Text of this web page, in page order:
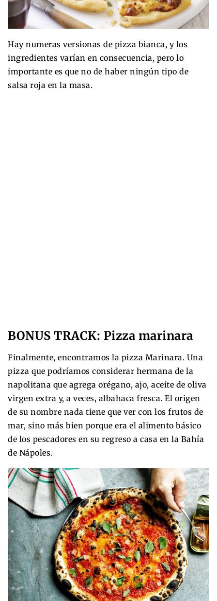
Hay numeras versionas de pizza bianca, y los
ingredientes varían en consecuencia, pero lo
importante es que no de haber ningún tipo de
salsa roja en la masa.
BONUS TRACK: Pizza marinara
Finalmente, encontramos la pizza Marinara. Una
pizza que podríamos considerar hermana de la
napolitana que agrega orégano, ajo, aceite de oliva
virgen extra y, a veces, albahaca fresca. El origen
de su nombre nada tiene que ver con los frutos de
mar, sino más bien porque era el alimento básico
de los pescadores en su regreso a casa en la Bahía
de Nápoles.